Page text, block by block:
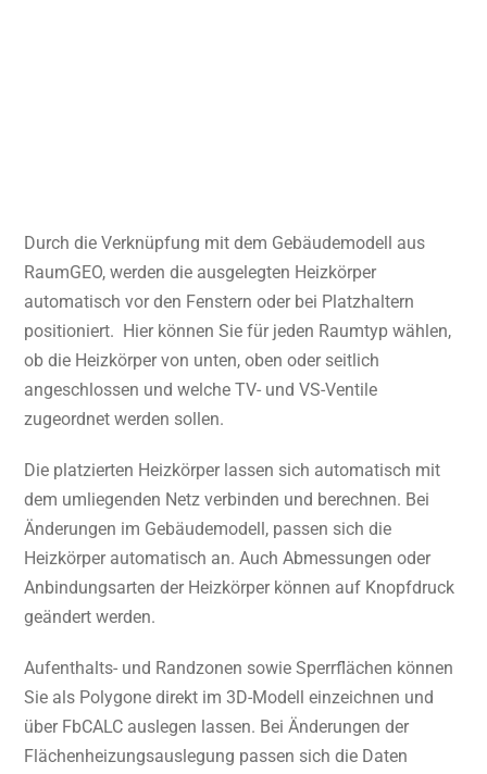
Durch die Verknüpfung mit dem Gebäudemodell aus
RaumGEO, werden die ausgelegten Heizkörper
automatisch vor den Fenstern oder bei Platzhaltern
positioniert. Hier können Sie für jeden Raumtyp wählen,
ob die Heizkörper von unten, oben oder seitlich
angeschlossen und welche TV- und VS-Ventile
zugeordnet werden sollen.
Die platzierten Heizkörper lassen sich automatisch mit
dem umliegenden Netz verbinden und berechnen. Bei
Änderungen im Gebäudemodell, passen sich die
Heizkörper automatisch an. Auch Abmessungen oder
Anbindungsarten der Heizkörper können auf Knopfdruck
geändert werden.
Aufenthalts- und Randzonen sowie Sperrflächen können
Sie als Polygone direkt im 3D-Modell einzeichnen und
über FbCALC auslegen lassen. Bei Änderungen der
Flächenheizungsauslegung passen sich die Daten